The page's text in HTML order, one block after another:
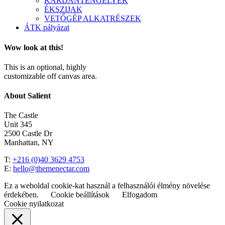
ÉKSZIJAK
VETŐGÉP ALKATRÉSZEK
ÁTK pályázat
Wow look at this!
This is an optional, highly
customizable off canvas area.
About Salient
The Castle
Unit 345
2500 Castle Dr
Manhattan, NY
T: +216 (0)40 3629 4753
E: hello@themenectar.com
Ez a weboldal cookie-kat használ a felhasználói élmény növelése
érdekében.
Cookie beállítások
Elfogadom
Cookie nyilatkozat